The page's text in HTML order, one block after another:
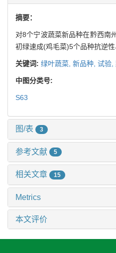
摘要：
对8个宁波蔬菜新品种在黔西南
初绿速成(鸡毛菜)5个品种抗逆
关键词: 绿叶蔬菜, 新品种, 试验,
中图分类号:
S63
图/表 3
参考文献 5
相关文章 15
Metrics
本文评价